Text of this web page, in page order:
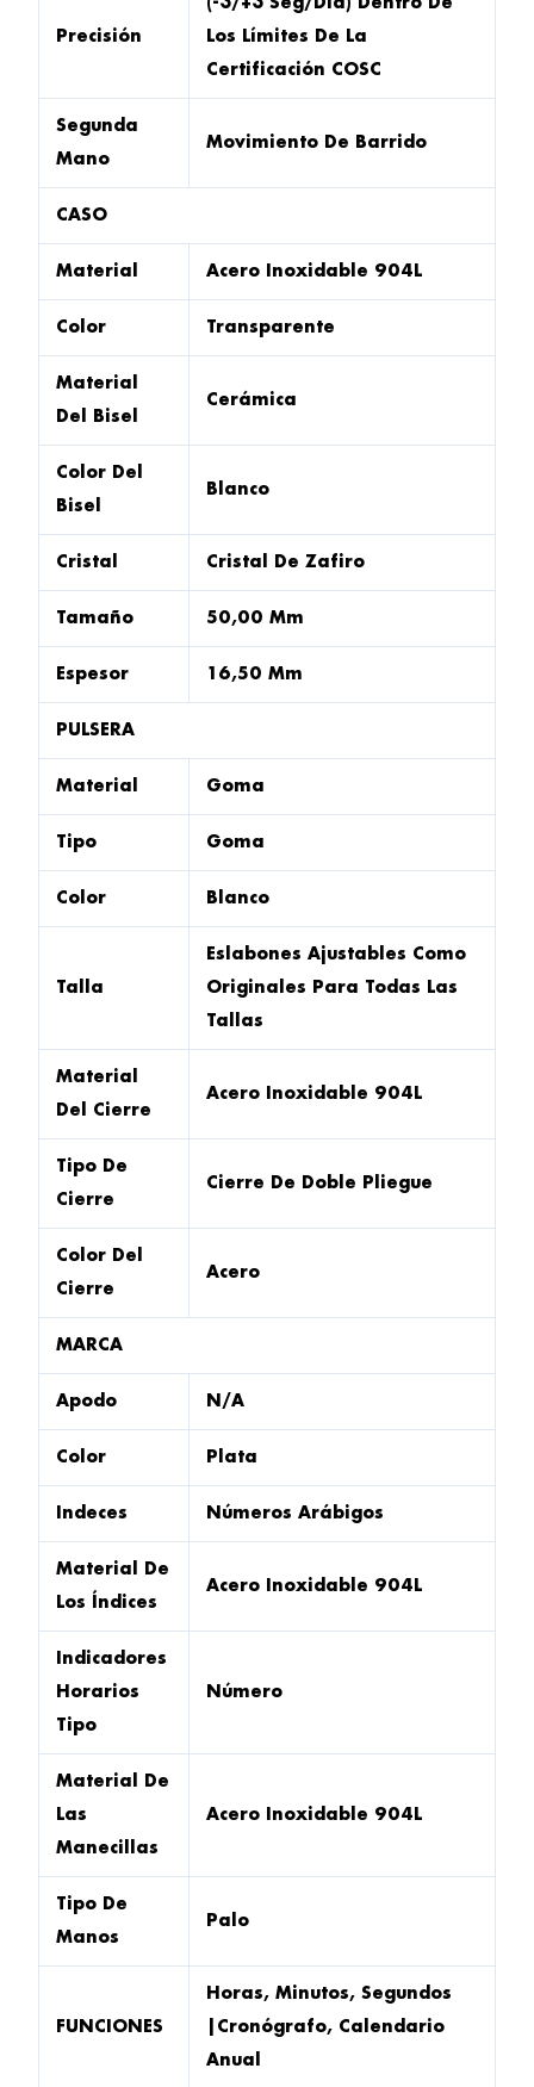
Precisión
Los Límites De La
Certificación COSC
Segunda
Mano
Movimiento De Barrido
CASO
Material Acero Inoxidable 904L
Color Transparente
Material
Del Bisel
Cerámica
Color Del
Bisel
Blanco
Cristal Cristal De Zafiro
Tamaño 50,00 Mm
Espesor 16,50 Mm
PULSERA
Material Goma
Tipo Goma
Color Blanco
Talla
Eslabones Ajustables Como
Originales Para Todas Las
Tallas
Material
Del Cierre
Acero Inoxidable 904L
Tipo De
Cierre
Cierre De Doble Pliegue
Color Del
Cierre
Acero
MARCA
Apodo N/a
Color Plata
Indeces Números Arábigos
Material De
Los Índices
Acero Inoxidable 904L
Indicadores
Horarios
Tipo
Número
Material De
Las
Manecillas
Acero Inoxidable 904L
Tipo De
Manos
Palo
FUNCIONES
Horas, Minutos, Segundos
|Cronógrafo, Calendario
Anual